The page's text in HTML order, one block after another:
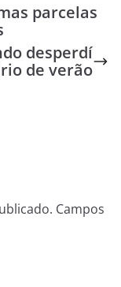
parcelas
desperdí
de verão
Campos